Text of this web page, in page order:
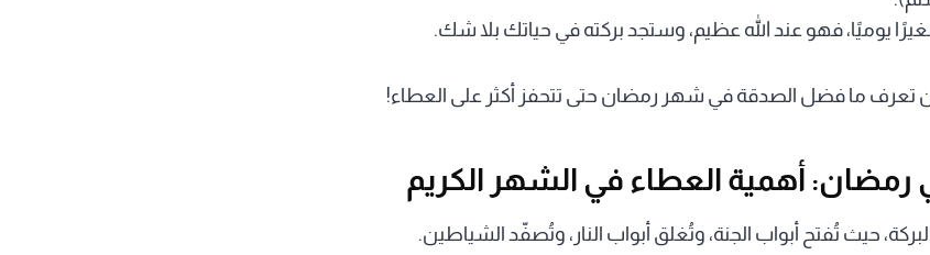
يوميًا، فهو عند الله عظيم، وستجد بركته في حياتك بلا شك.
تعرف ما فضل الصدقة في شهر رمضان حتى تتحفز أكثر على العطاء!
أهمية العطاء في الشهر الكريم
حيث تُفتح أبواب الجنة، وتُغلق أبواب النار، وتُصفّد الشياطين.